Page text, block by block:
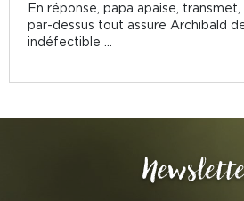
En réponse, papa apaise,
par-dessus tout assure Archibald
indéfectible …